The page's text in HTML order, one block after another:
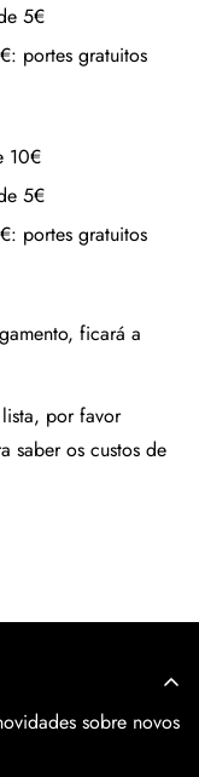
5€
portes gratuitos
10€
5€
portes gratuitos
ficará a
por favor
saber os custos de
sobre novos